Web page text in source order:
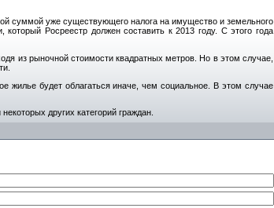
суммой уже существующего налога на имущество и земельного
Росреестр должен составить к 2013 году. С этого года
из рыночной стоимости квадратных метров. Но в этом случае,
жилье будет облагаться иначе, чем социальное. В этом случае
других категорий граждан.